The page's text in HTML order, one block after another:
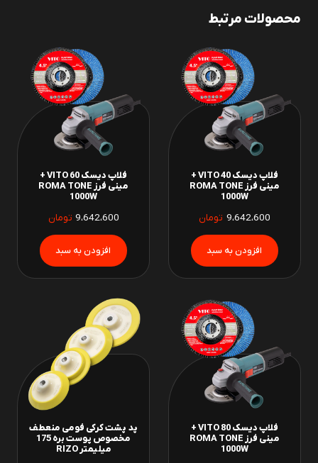
محصولات مرتبط
فلاپ دیسک 40 VITO +
مینی فرز ROMA TONE
1000W
9،642،600 تومان
فلاپ دیسک 60 VITO +
مینی فرز ROMA TONE
1000W
9،642،600 تومان
فلاپ دیسک 80 VITO +
مینی فرز ROMA TONE
1000W
پد پشت کرکی فومی منعطف
مخصوص پوست بره 175
میلیمتر RIZO